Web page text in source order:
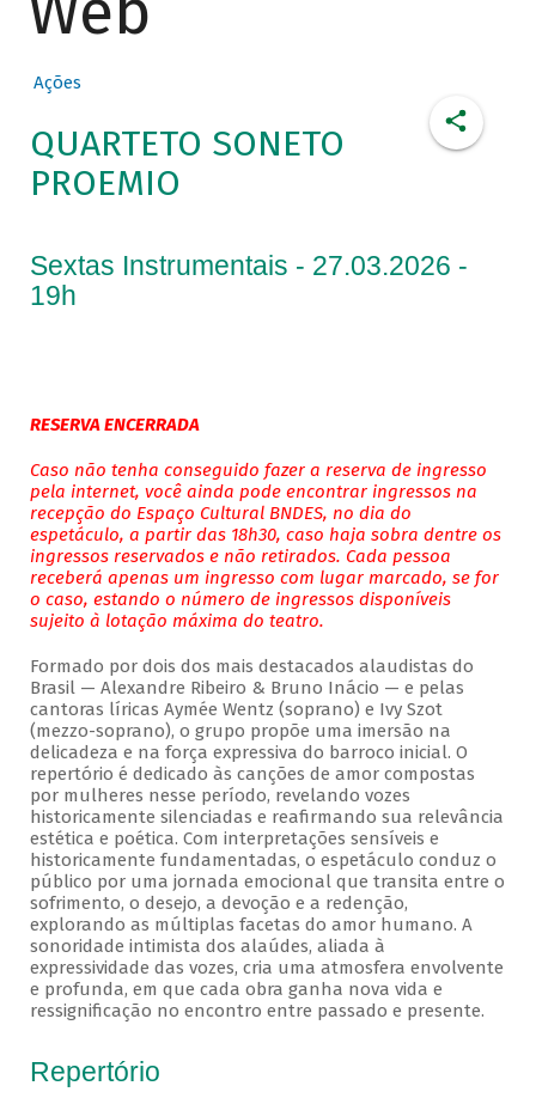
Ações
QUARTETO SONETO
PROEMIO
Sextas Instrumentais - 27.03.2026 -
19h
RESERVA ENCERRADA
Caso não tenha conseguido fazer a reserva de ingresso
pela internet, você ainda pode encontrar ingressos na
recepção do Espaço Cultural BNDES, no dia do
espetáculo, a partir das 18h30, caso haja sobra dentre os
ingressos reservados e não retirados. Cada pessoa
receberá apenas um ingresso com lugar marcado, se for
o caso, estando o número de ingressos disponíveis
sujeito à lotação máxima do teatro.
Formado por dois dos mais destacados alaudistas do
Brasil — Alexandre Ribeiro & Bruno Inácio — e pelas
cantoras líricas Aymée Wentz (soprano) e Ivy Szot
(mezzo-soprano), o grupo propõe uma imersão na
delicadeza e na força expressiva do barroco inicial. O
repertório é dedicado às canções de amor compostas
por mulheres nesse período, revelando vozes
historicamente silenciadas e reafirmando sua relevância
estética e poética. Com interpretações sensíveis e
historicamente fundamentadas, o espetáculo conduz o
público por uma jornada emocional que transita entre o
sofrimento, o desejo, a devoção e a redenção,
explorando as múltiplas facetas do amor humano. A
sonoridade intimista dos alaúdes, aliada à
expressividade das vozes, cria uma atmosfera envolvente
e profunda, em que cada obra ganha nova vida e
ressignificação no encontro entre passado e presente.
Repertório